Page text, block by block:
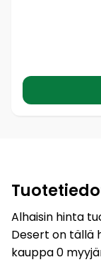
Alhaisin hinta
Desert on tällä
kauppa 0